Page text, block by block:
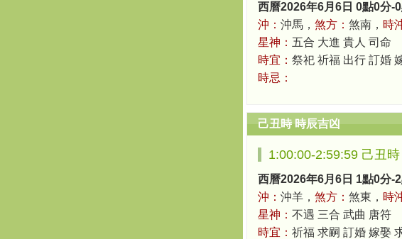
西曆2026年6月6日 0點0分-
沖： 沖馬， 煞方： 煞南， 時
星神： 五合 大進 貴人 司命
時宜： 祭祀 祈福 出行 訂婚
時忌：
己丑時 時辰吉凶
1:00:00-2:59:59 己丑時
西曆2026年6月6日 1點0分-
沖： 沖羊， 煞方： 煞東， 時
星神： 不遇 三合 武曲 唐符
時宜： 祈福 求嗣 訂婚 嫁娶